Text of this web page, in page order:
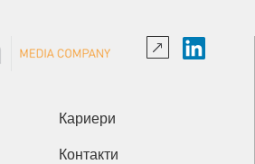
Кариери
Контакти